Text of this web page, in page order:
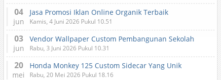
04
jun
Jasa Promosi Iklan Online Organik Terbaik
Kamis, 4 Juni 2026 Pukul 10.51
03
jun
Vendor Wallpaper Custom Pembangunan Sekolah
Rabu, 3 Juni 2026 Pukul 10.31
20
mei
Honda Monkey 125 Custom Sidecar Yang Unik
Rabu, 20 Mei 2026 Pukul 18.16